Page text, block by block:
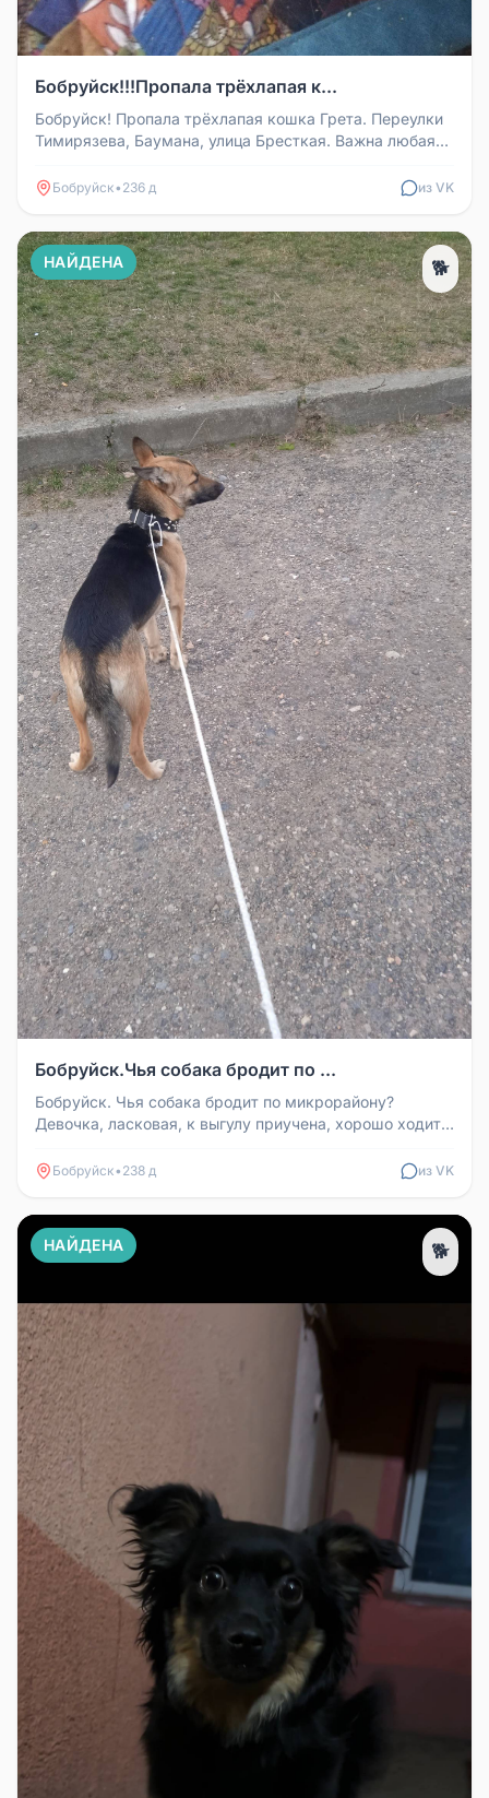
Бобруйск!!!Пропала трёхлапая к...
Бобруйск! Пропала трёхлапая кошка Грета. Переулки
Тимирязева, Баумана, улица Бресткая. Важна любая
Бобруйск• 236 д из VK
НАЙДЕНА 🐕
Бобруйск.Чья собака бродит по ...
Бобруйск. Чья собака бродит по микрорайону?
Девочка, ласковая, к выгулу приучена, хорошо ходит
Бобруйск• 238 д из VK
НАЙДЕНА 🐕